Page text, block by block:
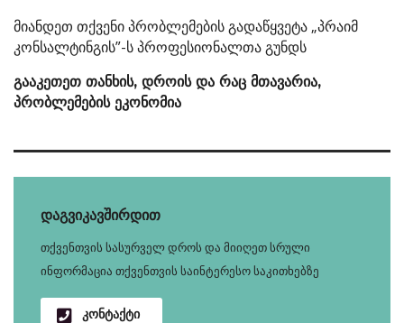
მიანდეთ თქვენი პრობლემების გადაწყვეტა „პრაიმ
კონსალტინგის”-ს პროფესიონალთა გუნდს
გააკეთეთ თანხის, დროის და რაც მთავარია,
პრობლემების ეკონომია
დაგვიკავშირდით
თქვენთვის სასურველ დროს და მიიღეთ სრული
ინფორმაცია თქვენთვის საინტერესო საკითხებზე
კონტაქტი